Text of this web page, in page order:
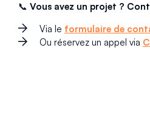
📞 Vous avez un projet ?
Via le formulaire de
Ou réservez un appel via